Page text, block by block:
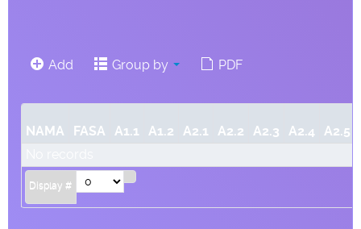
Add Group by PDF
NAMA FASA A1.1 A1.2 A2.1 A2.2 A2.3 A2.4 A2.5
Display #